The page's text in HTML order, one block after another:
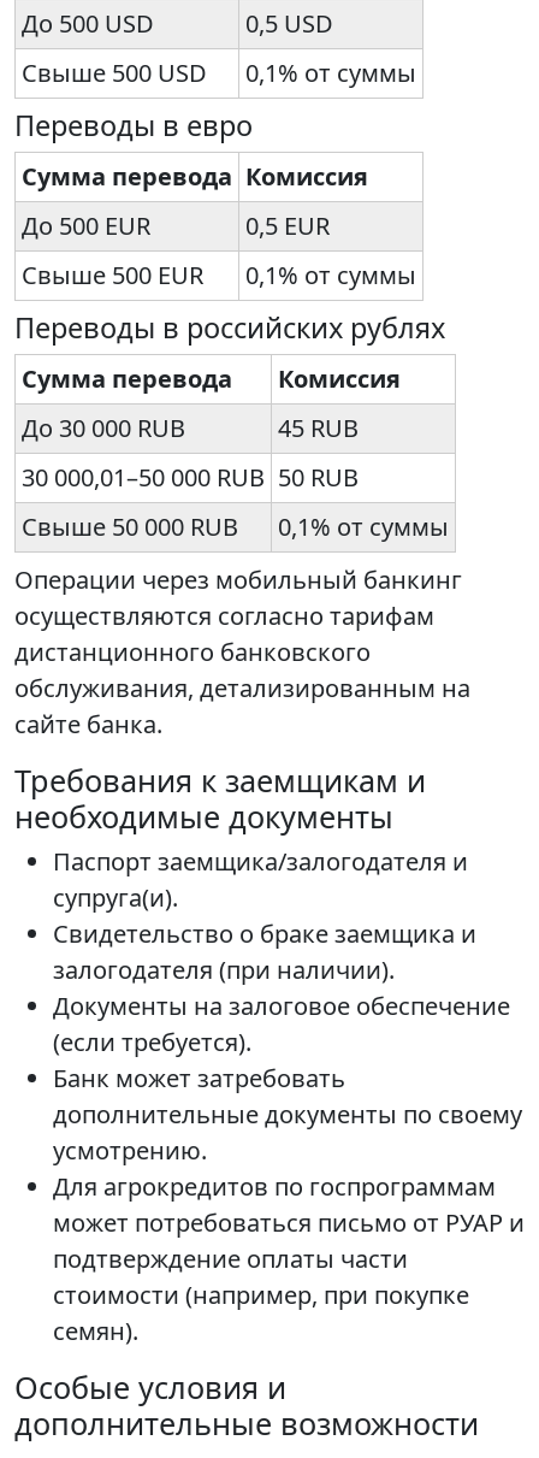
До 500 USD
0,5 USD
Свыше 500 USD
0,1% от суммы
Переводы в евро
Сумма перевода Комиссия
До 500 EUR
0,5 EUR
Свыше 500 EUR
0,1% от суммы
Переводы в российских рублях
Сумма перевода
Комиссия
До 30 000 RUB
45 RUB
30 000,01–50 000 RUB 50 RUB
Свыше 50 000 RUB
0,1% от суммы
Операции через мобильный банкинг
осуществляются согласно тарифам
дистанционного банковского
обслуживания, детализированным на
сайте банка.
Требования к заемщикам и
необходимые документы
Паспорт заемщика/залогодателя и
супруга(и).
Свидетельство о браке заемщика и
залогодателя (при наличии).
Документы на залоговое обеспечение
(если требуется).
Банк может затребовать
дополнительные документы по своему
усмотрению.
Для агрокредитов по госпрограммам
может потребоваться письмо от РУАР и
подтверждение оплаты части
стоимости (например, при покупке
семян).
Особые условия и
дополнительные возможности